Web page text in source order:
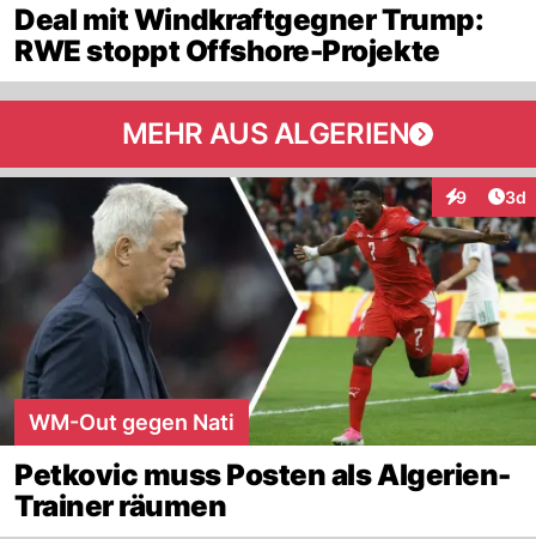
Deal mit Windkraftgegner Trump:
RWE stoppt Offshore-Projekte
MEHR AUS ALGERIEN
9 3d
WM-Out gegen Nati
Petkovic muss Posten als Algerien-
Trainer räumen